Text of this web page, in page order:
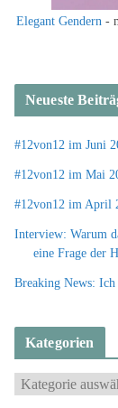
Elegant Gendern -
Neueste
#12von12 im Juni
#12von12 im Mai
#12von12 im April
Interview: Warum
eine Frage der
Breaking News:
Kategorien
K